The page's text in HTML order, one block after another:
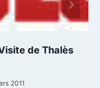
de Thalès
2011